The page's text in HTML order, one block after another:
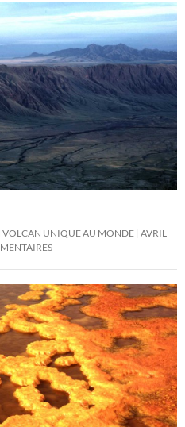
VOLCAN UNIQUE AU MONDE AVRIL